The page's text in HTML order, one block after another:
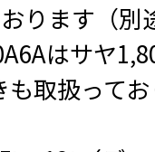
ります（別
はサヤ
取扱って